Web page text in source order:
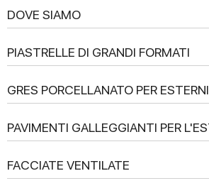
DOVE SIAMO
PIASTRELLE DI GRANDI FORMATI
GRES PORCELLANATO PER ESTERNI
PAVIMENTI GALLEGGIANTI PER
FACCIATE VENTILATE